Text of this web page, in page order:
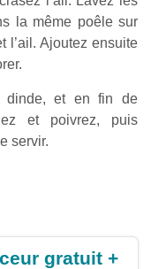
la même poêle sur
l’ail. Ajoutez ensuite
dinde, et en fin de
et poivrez, puis
servir.
gratuit +